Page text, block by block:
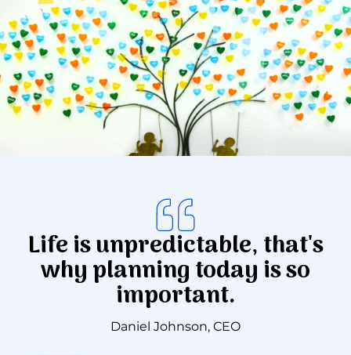
Donar
Life is unpredictable, that's
why planning today is so
important.
Daniel Johnson, CEO